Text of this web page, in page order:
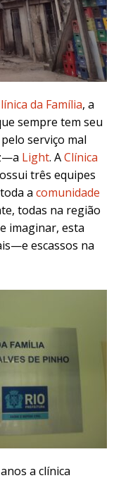
da Família, a
sempre tem seu
serviço mal
Light. AClínica
três equipes
a comunidade
todas na região
imaginar, esta
escassos na
a clínica